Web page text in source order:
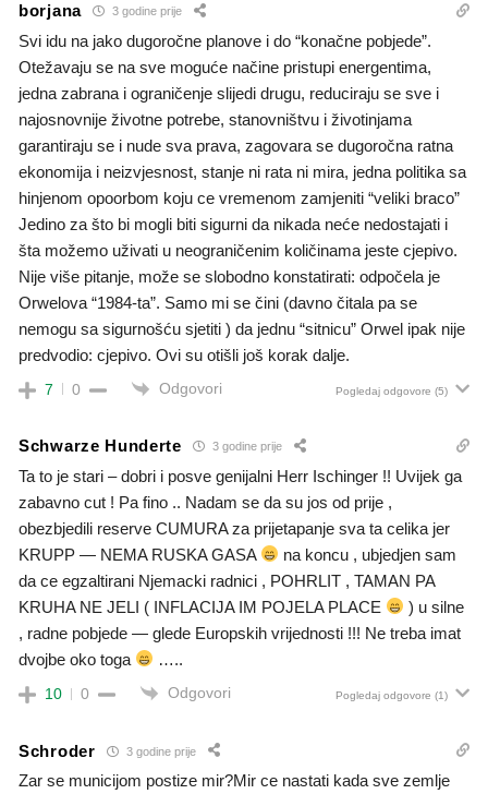
borjana 3 godine prije
Svi idu na jako dugoročne planove i do “konačne pobjede”.
Otežavaju se na sve moguće načine pristupi energentima,
jedna zabrana i ograničenje slijedi drugu, reduciraju se sve i
najosnovnije životne potrebe, stanovništvu i životinjama
garantiraju se i nude sva prava, zagovara se dugoročna ratna
ekonomija i neizvjesnost, stanje ni rata ni mira, jedna politika sa
hinjenom opoorbom koju ce vremenom zamjeniti “veliki braco”
Jedino za što bi mogli biti sigurni da nikada neće nedostajati i
šta možemo uživati u neograničenim količinama jeste cjepivo.
Nije više pitanje, može se slobodno konstatirati: odpočela je
Orwelova “1984-ta”. Samo mi se čini (davno čitala pa se
nemogu sa sigurnošću sjetiti ) da jednu “sitnicu” Orwel ipak nije
predvodio: cjepivo. Ovi su otišli još korak dalje.
7 0 Odgovori Pogledaj odgovore (5)
Schwarze Hunderte 3 godine prije
Ta to je stari – dobri i posve genijalni Herr Ischinger !! Uvijek ga
zabavno cut ! Pa fino .. Nadam se da su jos od prije ,
obezbjedili reserve CUMURA za prijetapanje sva ta celika jer
KRUPP — NEMA RUSKA GASA
na koncu , ubjedjen sam
da ce egzaltirani Njemacki radnici , POHRLIT , TAMAN PA
KRUHA NE JELI ( INFLACIJA IM POJELA PLACE
) u silne
, radne pobjede — glede Europskih vrijednosti !!! Ne treba imat
dvojbe oko toga
…..
10 0 Odgovori Pogledaj odgovore (1)
Schroder 3 godine prije
Zar se municijom postize mir?Mir ce nastati kada sve zemlje